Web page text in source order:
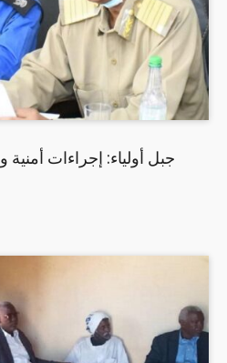
جبل أولياء: إجراءات